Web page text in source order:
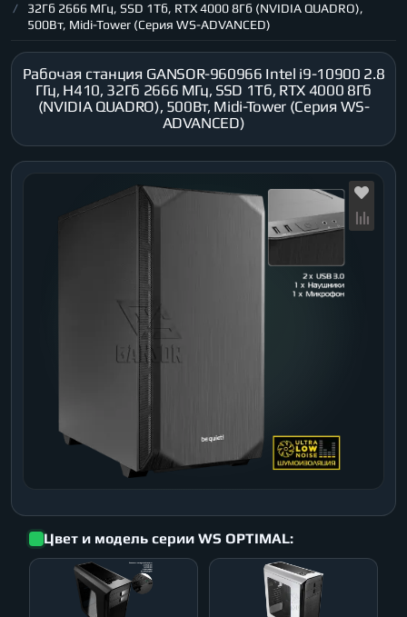
32Гб 2666 МГц, SSD 1Тб, RTX 4000 8Гб (NVIDIA QUADRO),
500Вт, Midi-Tower (Серия WS-ADVANCED)
Рабочая станция GANSOR-960966 Intel i9-10900 2.8
ГГц, H410, 32Гб 2666 МГц, SSD 1Тб, RTX 4000 8Гб
(NVIDIA QUADRO), 500Вт, Midi-Tower (Серия WS-
ADVANCED)
Цвет и модель серии WS OPTIMAL: